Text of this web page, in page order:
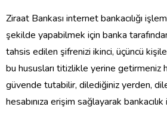
Ziraat Bankası internet bankacılığı
şekilde yapabilmek için banka
tahsis edilen şifrenizi ikinci, üçüncü
bu hususları titizlikle yerine getirmeniz
güvende tutabilir, dilediğiniz yerden,
hesabınıza erişim sağlayarak